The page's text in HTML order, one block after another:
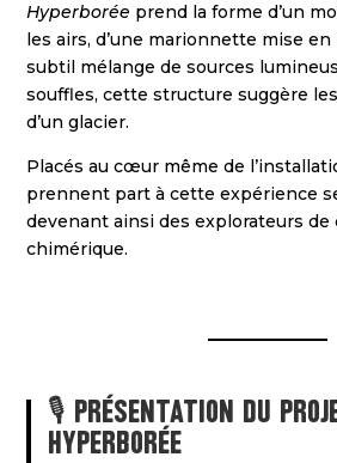
Hyperborée prend la forme d’un
les airs, d’une marionnette mise
subtil mélange de sources
souffles, cette structure suggère
d’un glacier.
Placés au cœur même de
prennent part à cette expérience
devenant ainsi des explorateurs
chimérique.
🎙️ présentation du
Hyperborée